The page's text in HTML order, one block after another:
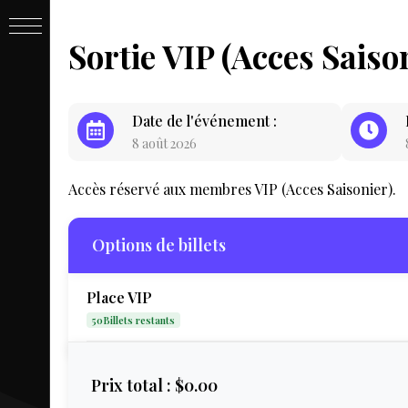
PASSE
&
BILLET
LIVE
Sortie VIP (Acces
Date de l'événement :
8 août 2026
Accès réservé aux membres VIP (Acces Saisonier).
Options de billets
Place VIP
50Billets restants
Prix total : $0.00